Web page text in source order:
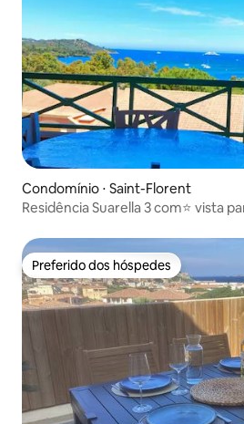
Condomínio ⋅ Saint-Florent
Residência Suarella 3 com⭐ vista
Preferido dos hóspedes
Preferido dos hóspedes